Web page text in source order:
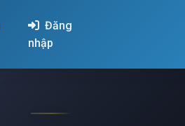
Đăng
nhập